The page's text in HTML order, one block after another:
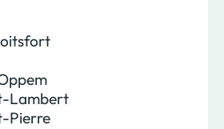
Lambert
Pierre